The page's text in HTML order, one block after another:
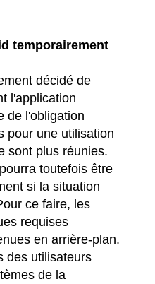
temporairement
décidé de
l'application
de l'obligation
pour une utilisation
sont plus réunies.
toutefois être
si la situation
ce faire, les
requises
en arrière-plan.
des utilisateurs
de la